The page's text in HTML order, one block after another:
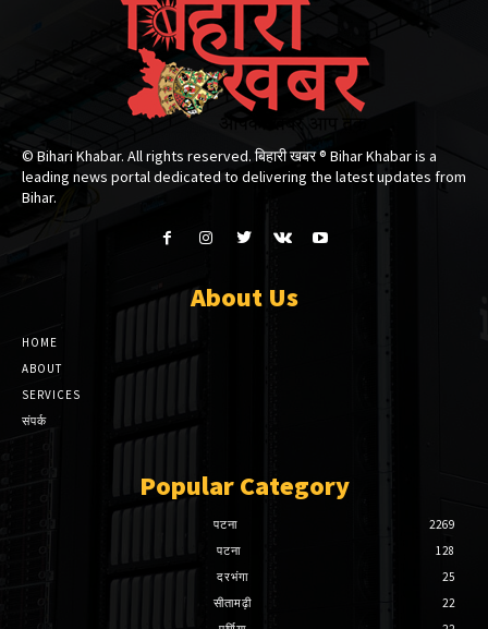
© Bihari Khabar. All rights reserved. बिहारी खबर ®​ Bihar Khabar is a
leading news portal dedicated to delivering the latest updates from
Bihar.
About Us
HOME
ABOUT
SERVICES
संपर्क
Popular Category
पटना
2269
पटना
128
दरभंगा
25
सीतामढ़ी
22